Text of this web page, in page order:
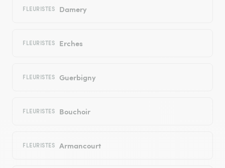
FLEURISTES Damery
FLEURISTES Erches
FLEURISTES Guerbigny
FLEURISTES Bouchoir
FLEURISTES Armancourt